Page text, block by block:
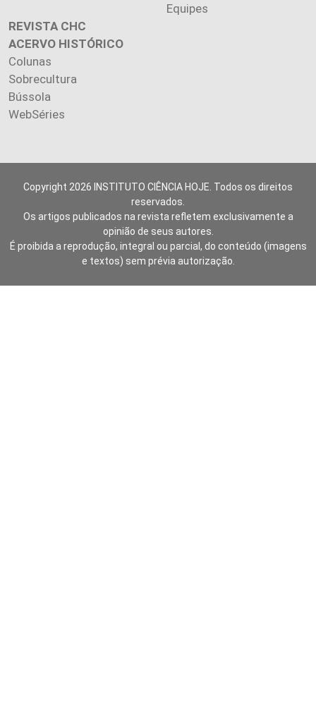
Equipes
REVISTA CHC
ACERVO HISTÓRICO
Colunas
Sobrecultura
Bússola
WebSéries
Copyright 2026 INSTITUTO CIÊNCIA HOJE. Todos os direitos
reservados.
Os artigos publicados na revista refletem exclusivamente a
opinião de seus autores.
É proibida a reprodução, integral ou parcial, do conteúdo (imagens
e textos) sem prévia autorização.